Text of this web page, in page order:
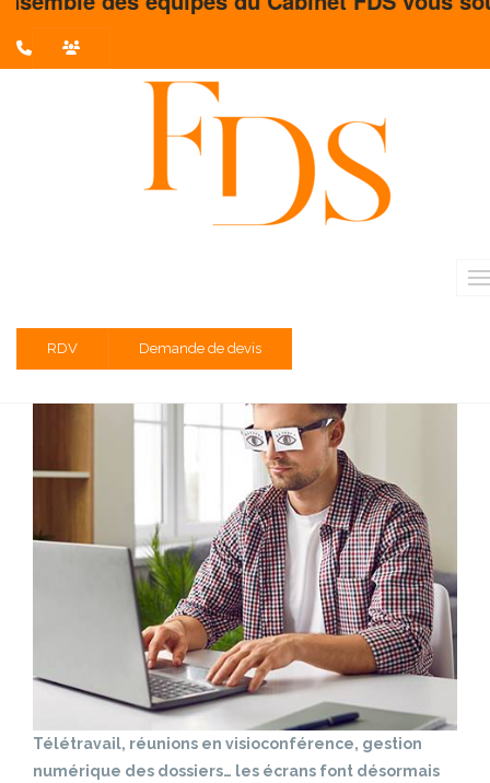
RDV Demande de devis
L'actualité du mois
Fatigue oculaire et écrans : quelles
solutions pour les prévenir ?
Télétravail, réunions en visioconférence, gestion
numérique des dossiers… les écrans font désormais